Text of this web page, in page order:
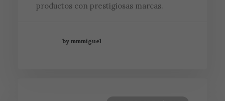
productos con prestigiosas marcas.
by mmmiguel